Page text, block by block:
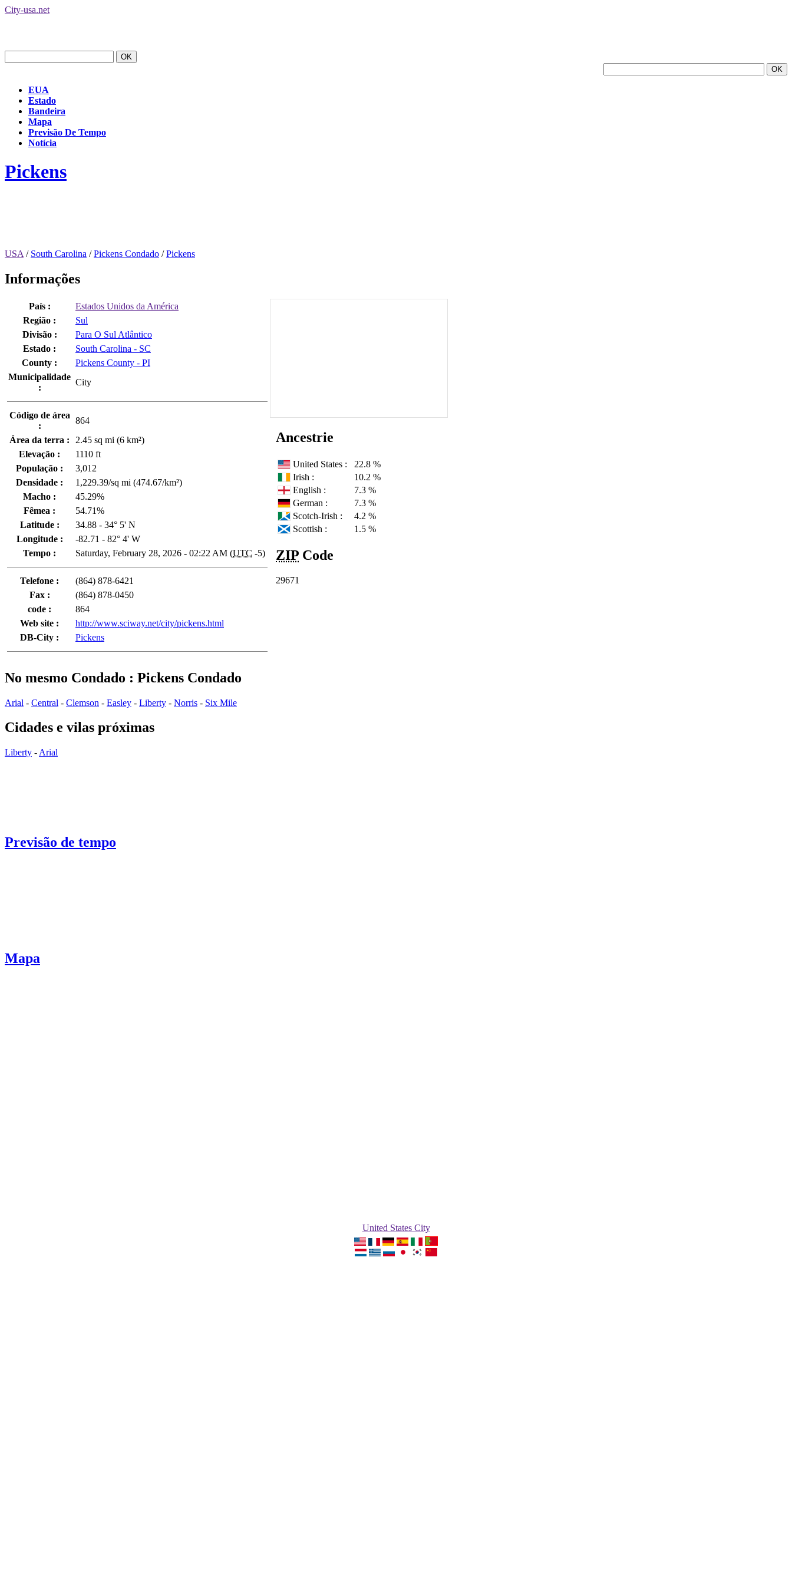
City-usa.net
EUA
Estado
Bandeira
Mapa
Previsão De Tempo
Notícia
Pickens
USA / South Carolina /Pickens Condado /Pickens
Informações
País :
Estados Unidos da América
Região :
Sul
Divisão :
Para O Sul Atlântico
Estado :
South Carolina - SC
County :
Pickens County - PI
Municipalidade
:
City
Código de área
:
864
Área da terra :
2.45 sq mi (6 km²)
Elevação :
1110 ft
População :
3,012
Densidade :
1,229.39/sq mi (474.67/km²)
Macho :
45.29%
Fêmea :
54.71%
Latitude :
34.88 - 34° 5' N
Longitude :
-82.71 - 82° 4' W
Tempo :
Saturday, February 28, 2026 - 02:22 AM (UTC -5)
Telefone :
(864) 878-6421
Fax :
(864) 878-0450
code :
864
Web site :
http://www.sciway.net/city/pickens.html
DB-City :
Pickens
Ancestrie
United States :
22.8 %
Irish :
10.2 %
English :
7.3 %
German :
7.3 %
Scotch-Irish :
4.2 %
Scottish :
1.5 %
ZIP Code
29671
No mesmo Condado : Pickens Condado
Arial - Central - Clemson - Easley - Liberty - Norris - Six Mile
Cidades e vilas próximas
Liberty - Arial
Previsão de tempo
Mapa
United States City